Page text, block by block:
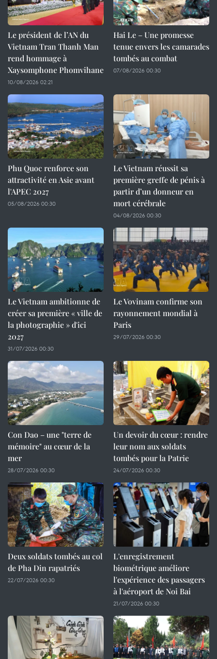
Le président de l’AN du
Vietnam Tran Thanh Man
rend hommage à
Xaysomphone Phomvihane
10/08/2026 02:21
Hai Le – Une promesse
tenue envers les camarades
tombés au combat
07/08/2026 00:30
Phu Quoc renforce son
attractivité en Asie avant
l'APEC 2027
05/08/2026 00:30
Le Vietnam réussit sa
première greffe de pénis à
partir d’un donneur en
mort cérébrale
04/08/2026 00:30
Le Vietnam ambitionne de
créer sa première « ville de
la photographie » d'ici
2027
31/07/2026 00:30
Le Vovinam confirme son
rayonnement mondial à
Paris
29/07/2026 00:30
Con Dao – une "terre de
mémoire" au cœur de la
mer
28/07/2026 00:30
Un devoir du cœur : rendre
leur nom aux soldats
tombés pour la Patrie
24/07/2026 00:30
Deux soldats tombés au col
de Pha Din rapatriés
22/07/2026 00:30
L'enregistrement
biométrique améliore
l'expérience des passagers
à l'aéroport de Noi Bai
21/07/2026 00:30